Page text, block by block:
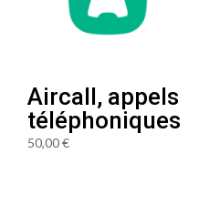
Aircall, appels
téléphoniques
50,00€